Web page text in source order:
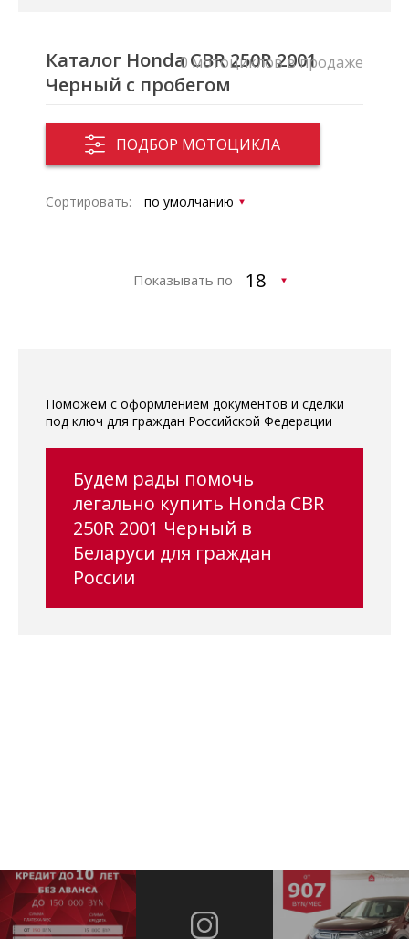
Каталог Honda CBR 250R 2001
Черный с пробегом
ПОДБОР МОТОЦИКЛА
0 мотоциклов в продаже
Сортировать:
Показывать по
Поможем с оформлением документов и сделки
под ключ для граждан Российской Федерации
Будем рады помочь
легально купить Honda CBR
250R 2001 Черный в
Беларуси для граждан
России